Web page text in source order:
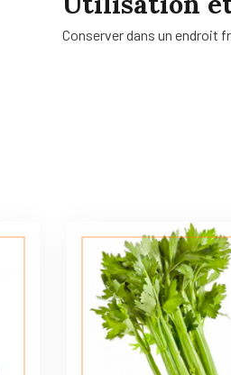
Conserver dans un endroit